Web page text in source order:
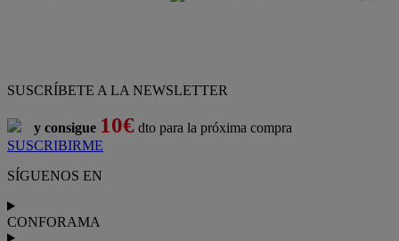
SUSCRÍBETE A LA NEWSLETTER
y consigue 10€ dto para la próxima compra
SUSCRIBIRME
SÍGUENOS EN
CONFORAMA